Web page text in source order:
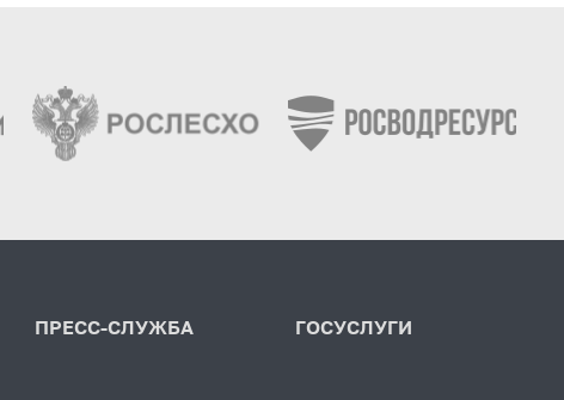
ПРЕСС-СЛУЖБА ГОСУСЛУГИ